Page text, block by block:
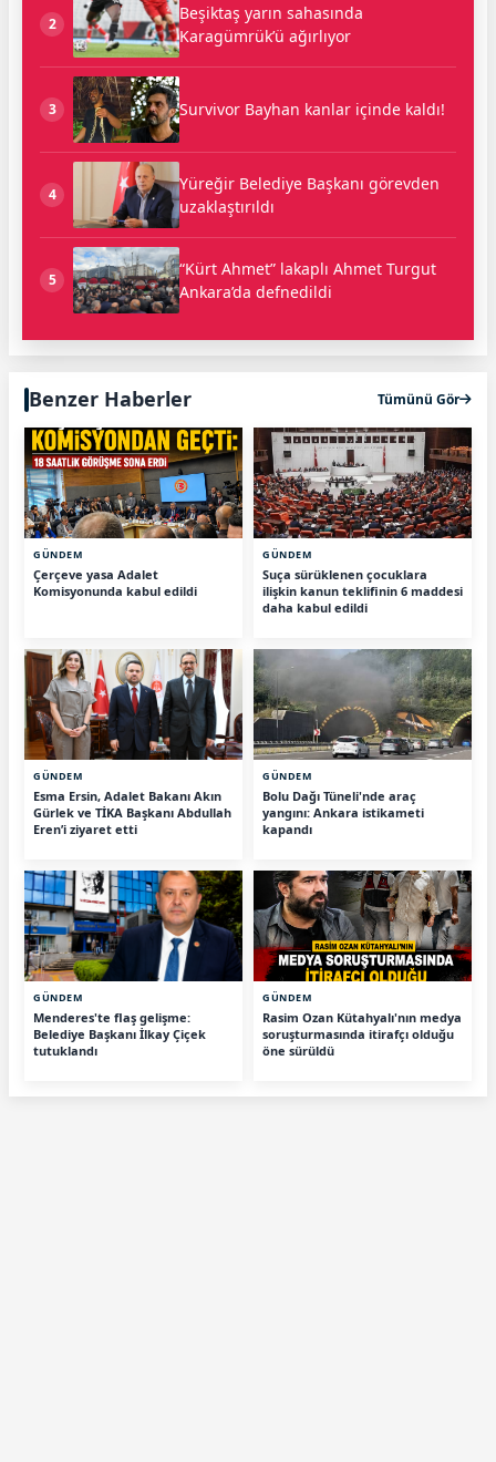
2
Beşiktaş yarın sahasında
Karagümrük’ü ağırlıyor
3 Survivor Bayhan kanlar içinde kaldı!
4
Yüreğir Belediye Başkanı görevden
uzaklaştırıldı
5
“Kürt Ahmet” lakaplı Ahmet Turgut
Ankara’da defnedildi
Benzer Haberler Tümünü Gör
GÜNDEM
Çerçeve yasa Adalet
Komisyonunda kabul edildi
GÜNDEM
Suça sürüklenen çocuklara
ilişkin kanun teklifinin 6 maddesi
daha kabul edildi
GÜNDEM
Esma Ersin, Adalet Bakanı Akın
Gürlek ve TİKA Başkanı Abdullah
Eren’i ziyaret etti
GÜNDEM
Bolu Dağı Tüneli'nde araç
yangını: Ankara istikameti
kapandı
GÜNDEM
Menderes'te flaş gelişme:
Belediye Başkanı İlkay Çiçek
tutuklandı
GÜNDEM
Rasim Ozan Kütahyalı'nın medya
soruşturmasında itirafçı olduğu
öne sürüldü